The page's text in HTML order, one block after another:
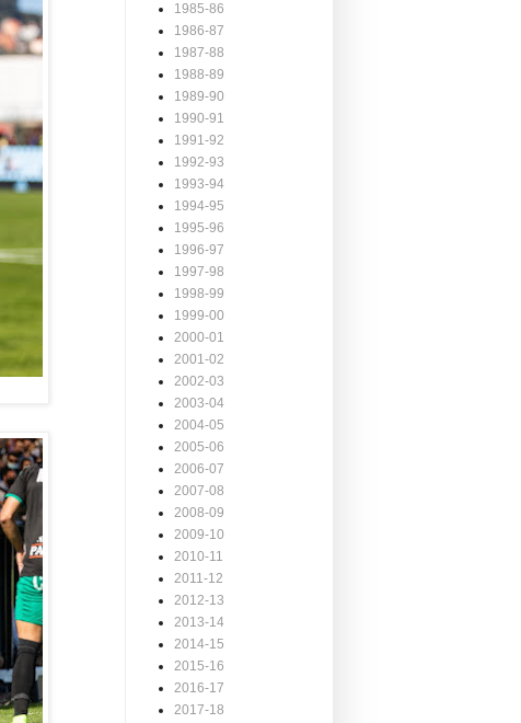
1985-86
1986-87
1987-88
1988-89
1989-90
1990-91
1991-92
1992-93
1993-94
1994-95
1995-96
1996-97
1997-98
1998-99
1999-00
2000-01
2001-02
2002-03
2003-04
2004-05
2005-06
2006-07
2007-08
2008-09
2009-10
2010-11
2011-12
2012-13
2013-14
2014-15
2015-16
2016-17
2017-18